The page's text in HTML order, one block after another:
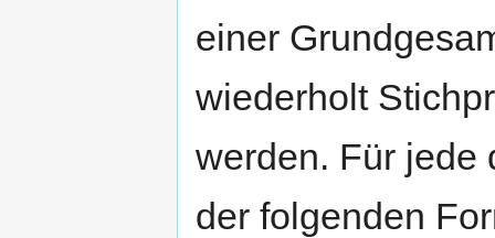
einer
wiederholt
werden. Für jede
der folgenden